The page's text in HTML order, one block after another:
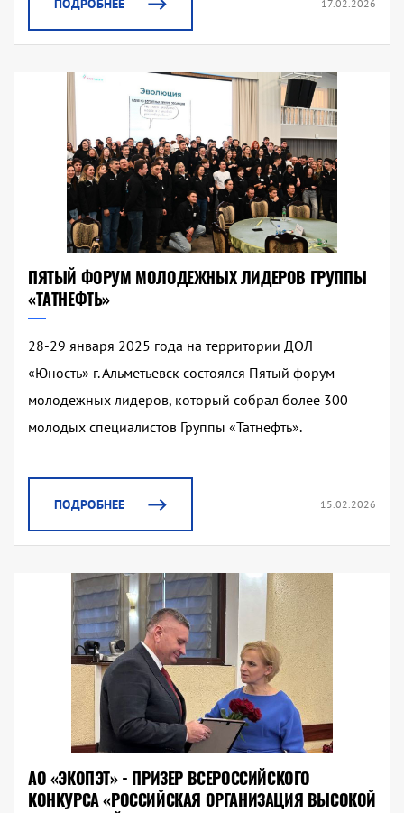
ПОДРОБНЕЕ 17.02.2026
ПЯТЫЙ ФОРУМ МОЛОДЕЖНЫХ ЛИДЕРОВ ГРУППЫ
«ТАТНЕФТЬ»
28-29 января 2025 года на территории ДОЛ
«Юность» г. Альметьевск состоялся Пятый форум
молодежных лидеров, который собрал более 300
молодых специалистов Группы «Татнефть».
ПОДРОБНЕЕ 15.02.2026
АО «ЭКОПЭТ» - ПРИЗЕР ВСЕРОССИЙСКОГО
КОНКУРСА «РОССИЙСКАЯ ОРГАНИЗАЦИЯ ВЫСОКОЙ